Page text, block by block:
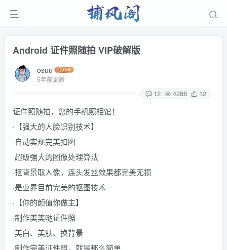
Android 证件照随拍 VIP破解版
osuu
5年前更新
12 4288 12
证件照随拍，您的手机照相馆！
·【强大的人脸识别技术】
·自动实现完美扣图
·超级强大的图像处理算法
·抠背景取人像，连头发丝效果都完美无损
·是业界目前完美的抠图技术
·【你的颜值你做主】
·制作美美哒证件照
·美白、美肤、换背景
·制作完美证件照，就是那么简单